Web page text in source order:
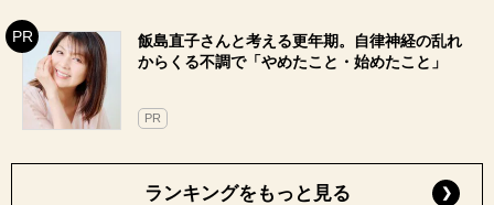
飯島直子さんと考える更年期。自律神経の乱れ
からくる不調で「やめたこと・始めたこと」
PR
ランキングをもっと見る